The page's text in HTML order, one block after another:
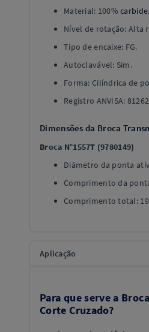
Material: 100%carbide.
Nível de rotação: Alta
Tipo de encaixe: FG.
Autoclavável: Sim.
Forma: Cilíndrica de
Registro ANVISA:
Dimensões da Broca
Broca N°1557T (9780149)
Diâmetro da ponta
Comprimento da
Comprimento total:
Aplicação
Para que serve a
Corte Cruzado?